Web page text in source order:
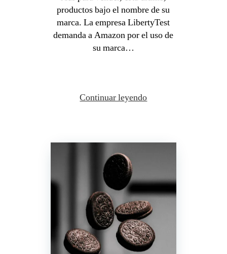
productos bajo el nombre de su
marca. La empresa LibertyTest
demanda a Amazon por el uso de
su marca…
Continuar leyendo